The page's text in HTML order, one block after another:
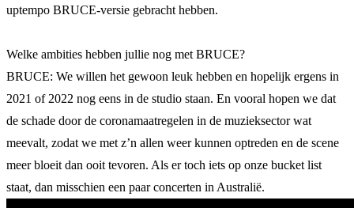
uptempo BRUCE-versie gebracht hebben.
Welke ambities hebben jullie nog met BRUCE?
BRUCE: We willen het gewoon leuk hebben en hopelijk ergens in
2021 of 2022 nog eens in de studio staan. En vooral hopen we dat
de schade door de coronamaatregelen in de muzieksector wat
meevalt, zodat we met z’n allen weer kunnen optreden en de scene
meer bloeit dan ooit tevoren. Als er toch iets op onze bucket list
staat, dan misschien een paar concerten in Australië.